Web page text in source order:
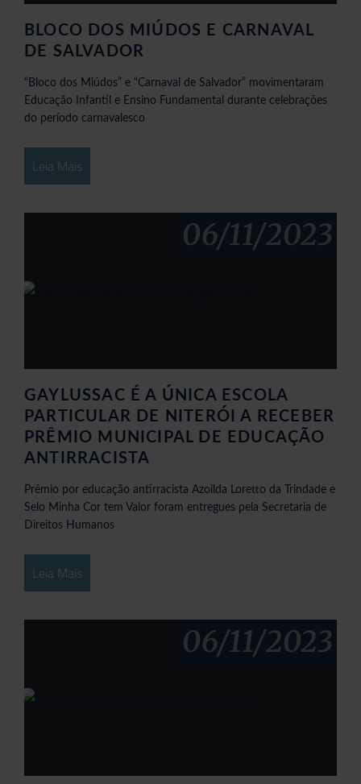
BLOCO DOS MIÚDOS E CARNAVAL
DE SALVADOR
“Bloco dos Miúdos” e “Carnaval de Salvador” movimentaram
Educação Infantil e Ensino Fundamental durante celebrações
do período carnavalesco
Leia Mais
GAYLUSSAC É A ÚNICA ESCOLA
PARTICULAR DE NITERÓI A RECEBER
PRÊMIO MUNICIPAL DE EDUCAÇÃO
ANTIRRACISTA
06/11/2023
Prêmio por educação antirracista Azoilda Loretto da Trindade e
Selo Minha Cor tem Valor foram entregues pela Secretaria de
Direitos Humanos
Leia Mais
06/11/2023